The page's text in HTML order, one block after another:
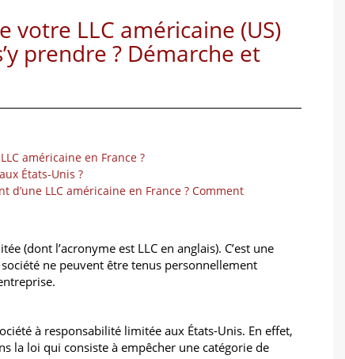
votre LLC américaine (US)
prendre ? Démarche et
américaine en France ?
États-Unis ?
LLC américaine en France ? Comment
(dont l’acronyme est LLC en anglais). C’est une
ne peuvent être tenus personnellement
à responsabilité limitée aux États-Unis. En effet,
la loi qui consiste à empêcher une catégorie de